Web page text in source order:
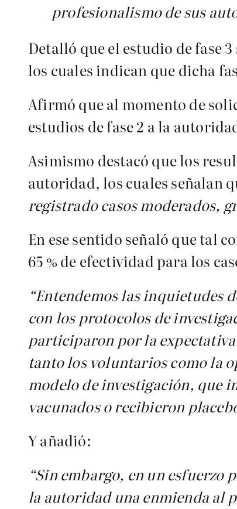
profesionalismo de sus
Detalló que el estudio de fase
los cuales indican que dicha
Afirmó que al momento de
estudios de fase 2 a la
Asimismo destacó que los
autoridad, los cuales señalan
registrado casos moderados,
En ese sentido señaló que tal
65 % de efectividad para los
“Entendemos las inquietudes
con los protocolos de
participaron por la
tanto los voluntarios como la
modelo de investigación, que
vacunados o recibieron
Y añadió:
“Sin embargo, en un
la autoridad una enmienda al